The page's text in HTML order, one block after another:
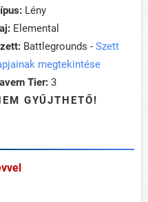
Lény
Elemental
Battlegrounds - Szett
megtekintése
Tier: 3
GYŰJTHETŐ!